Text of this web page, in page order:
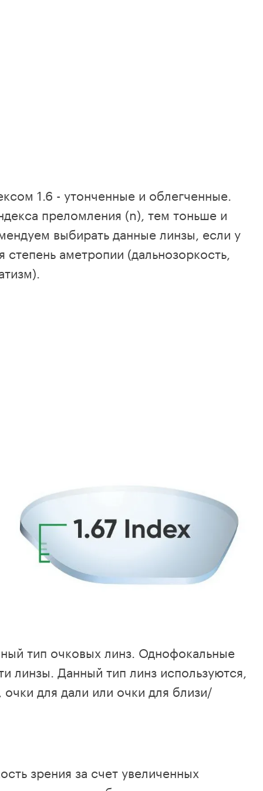
1.6 - утонченные и облегченные.
преломления (n), тем тоньше и
выбирать данные линзы, если у
аметропии (дальнозоркость,
тип очковых линз. Однофокальные
линзы. Данный тип линз используются,
для дали или очки для близи/
зрения за счет увеличенных